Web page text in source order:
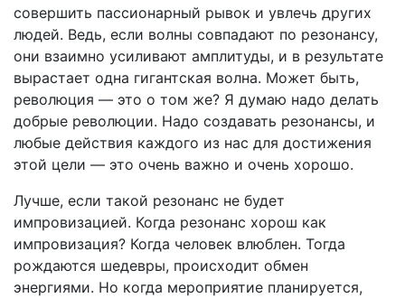
совершить пассионарный рывок и увлечь других
людей. Ведь, если волны совпадают по резонансу,
они взаимно усиливают амплитуды, и в результате
вырастает одна гигантская волна. Может быть,
революция — это о том же? Я думаю надо делать
добрые революции. Надо создавать резонансы, и
любые действия каждого из нас для достижения
этой цели — это очень важно и очень хорошо.
Лучше, если такой резонанс не будет
импровизацией. Когда резонанс хорош как
импровизация? Когда человек влюблен. Тогда
рождаются шедевры, происходит обмен
энергиями. Но когда мероприятие планируется,